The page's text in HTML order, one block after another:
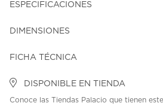
ESPECIFICACIONES
DIMENSIONES
FICHA TÉCNICA
DISPONIBLE EN TIENDA
Conoce las Tiendas Palacio que tienen